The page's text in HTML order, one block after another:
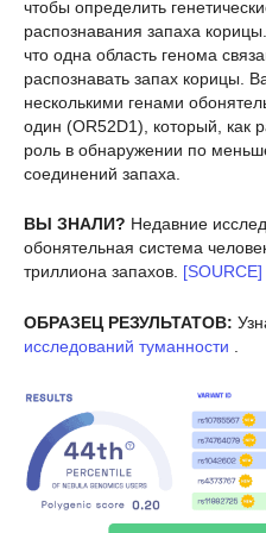
чтобы определить
распознавания запаха
что одна область генома
распознавать запах корицы.
несколькими генами
один (OR52D1), который, как
роль в обнаружении по
соединений запаха.
ВЫ ЗНАЛИ? Недавние
обонятельная система
триллиона запахов. [SOURCE]
ОБРАЗЕЦ РЕЗУЛЬТАТОВ:
исследований туманности